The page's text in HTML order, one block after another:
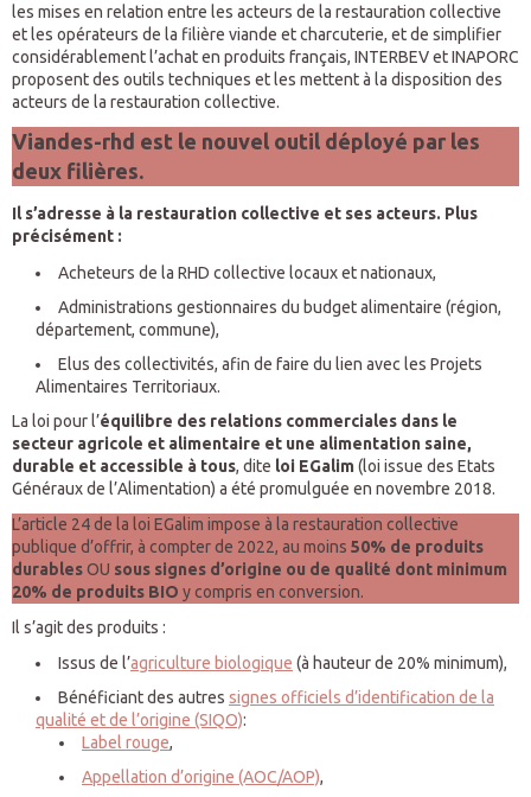
les mises en relation entre les acteurs de la restauration collective
et les opérateurs de la filière viande et charcuterie, et de simplifier
considérablement l’achat en produits français, INTERBEV et INAPORC
proposent des outils techniques et les mettent à la disposition des
acteurs de la restauration collective.
Viandes-rhd est le nouvel outil déployé par les
deux filières.
Il s’adresse à la restauration collective et ses acteurs. Plus
précisément :
Acheteurs de la RHD collective locaux et nationaux,
Administrations gestionnaires du budget alimentaire (région,
département, commune),
Elus des collectivités, afin de faire du lien avec les Projets
Alimentaires Territoriaux.
La loi pour l’équilibre des relations commerciales dans le
secteur agricole et alimentaire et une alimentation saine,
durable et accessible à tous, dite loi EGalim(loi issue des Etats
Généraux de l’Alimentation) a été promulguée en novembre 2018.
L’article 24 de la loi EGalim impose à la restauration collective
publique d’offrir, à compter de 2022, au moins 50% de produits
durablesOU sous signes d’origine ou de qualité dont minimum
20% de produits BIO y compris en conversion.
Il s’agit des produits :
Issus de l’agriculture biologique (à hauteur de 20% minimum),
Bénéficiant des autres signes officiels d’identification de la
qualité et de l’origine (SIQO):
Label rouge,
Appellation d’origine (AOC/AOP),